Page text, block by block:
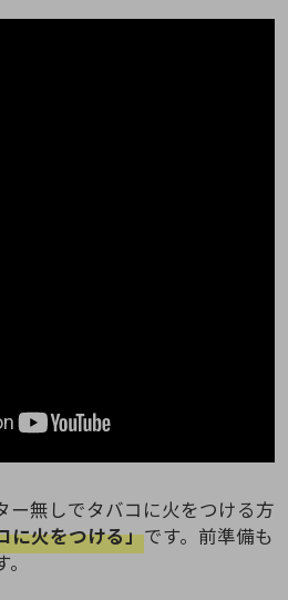
ー無しでタバコに火をつける方
に火をつける」です。前準備も
。